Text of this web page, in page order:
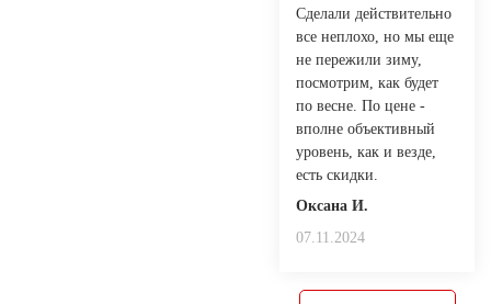
Сделали действительно
все неплохо, но мы еще
не пережили зиму,
посмотрим, как будет
по весне. По цене -
вполне объективный
уровень, как и везде,
есть скидки.
Оксана И.
07.11.2024